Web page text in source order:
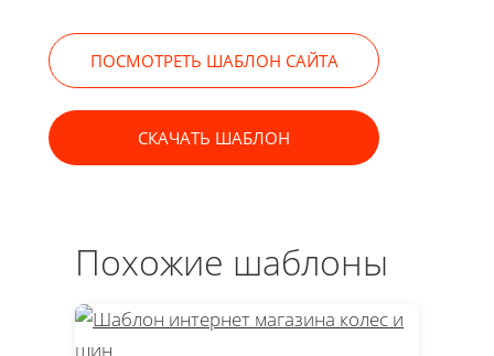
ПОСМОТРЕТЬ ШАБЛОН САЙТА
СКАЧАТЬ ШАБЛОН
Похожие шаблоны